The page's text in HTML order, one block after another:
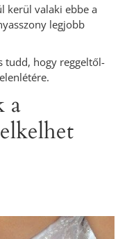
kerül valaki ebbe a
legjobb
tudd, hogy reggeltől-
a